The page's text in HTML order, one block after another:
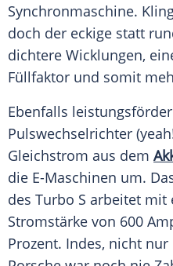
Synchronmaschine.
doch der eckige statt
dichtere Wicklungen,
Füllfaktor und somit
Ebenfalls
Pulswechselrichter
Gleichstrom aus dem
die E-Maschinen um.
des Turbo S arbeitet mit
Stromstärke von 600
Prozent. Indes, nicht